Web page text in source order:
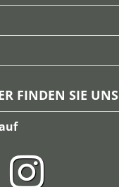
FINDEN SIE UNS